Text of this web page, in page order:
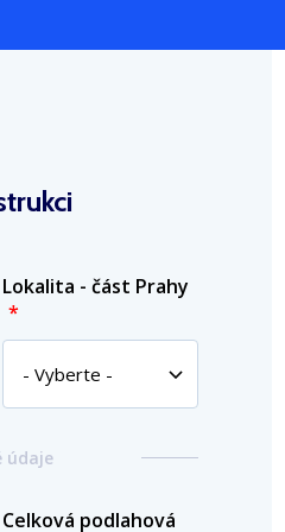
Lokalita - část Prahy
údaje
Celková podlahová